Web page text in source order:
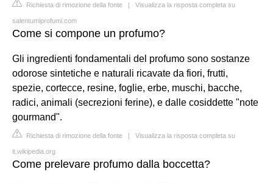
Richiesta di rimozione della fonte | Visualizza la risposta completa su
salentumiprofumi.com
Come si compone un profumo?
Gli ingredienti fondamentali del profumo sono sostanze
odorose sintetiche e naturali ricavate da fiori, frutti,
spezie, cortecce, resine, foglie, erbe, muschi, bacche,
radici, animali (secrezioni ferine), e dalle cosiddette "note
gourmand".
Richiesta di rimozione della fonte | Visualizza la risposta completa su
it.wikipedia.org
Come prelevare profumo dalla boccetta?